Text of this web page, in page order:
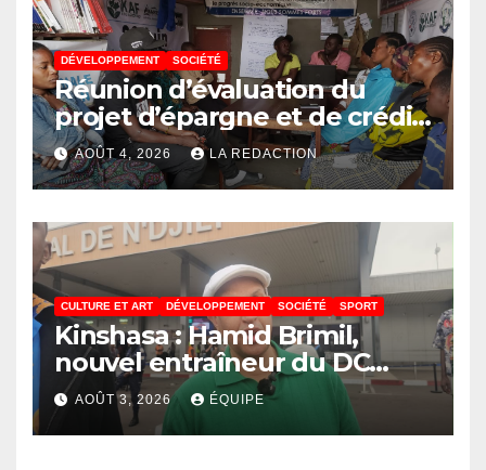
DÉVELOPPEMENT SOCIÉTÉ
Réunion d’évaluation du
projet d’épargne et de crédit
de JIRANI MSAADA Asbl : des
résultats encourageants et
une expansion annoncée
AOÛT 4, 2026 LA REDACTION
CULTURE ET ART DÉVELOPPEMENT SOCIÉTÉ SPORT
Kinshasa : Hamid Brimil,
nouvel entraîneur du DC
Virunga sur place, cap sur les
préparatifs de la Coupe de la
Confédération de la CAF
AOÛT 3, 2026 ÉQUIPE